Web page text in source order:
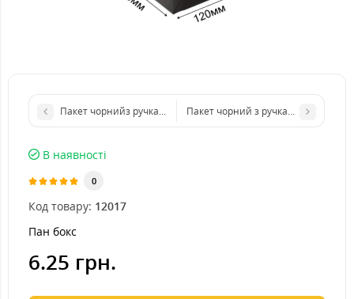
Пакет чорнийз ручками 150х90х240 мм Пакет чорний з ручками
В наявності
0
Код товару: 12017
Пан бокс
6.25 грн.